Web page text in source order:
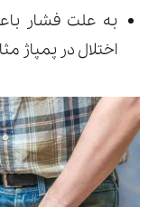
به علت فشار
اختلال در پمپاژ